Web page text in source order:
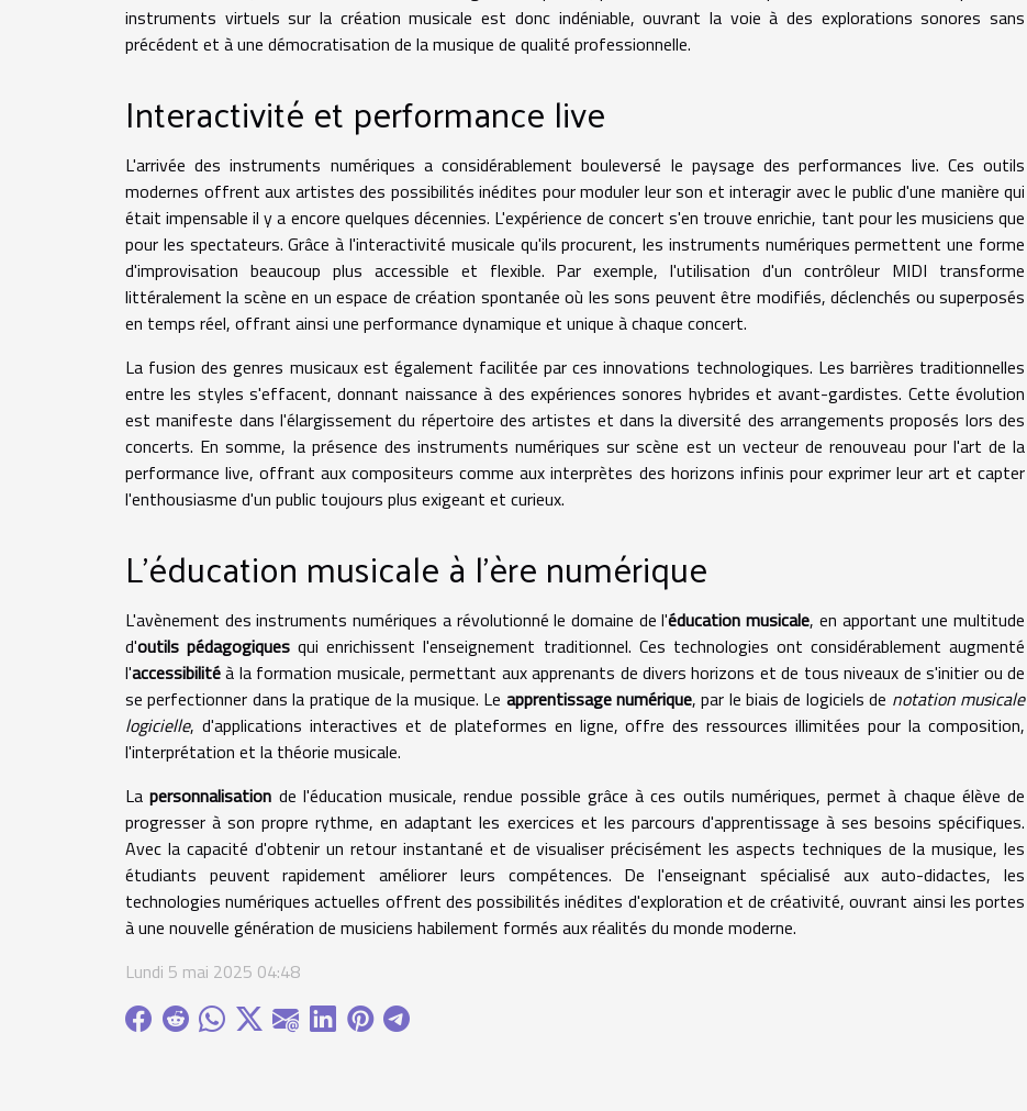
instruments virtuels sur la création musicale est donc indéniable, ouvrant la voie à des explorations sonores sans
précédent et à une démocratisation de la musique de qualité professionnelle.
Interactivité et performance live
L'arrivée des instruments numériques a considérablement bouleversé le paysage des performances live. Ces outils
modernes offrent aux artistes des possibilités inédites pour moduler leur son et interagir avec le public d'une manière qui
était impensable il y a encore quelques décennies. L'expérience de concert s'en trouve enrichie, tant pour les musiciens que
pour les spectateurs. Grâce à l'interactivité musicale qu'ils procurent, les instruments numériques permettent une forme
d'improvisation beaucoup plus accessible et flexible. Par exemple, l'utilisation d'un contrôleur MIDI transforme
littéralement la scène en un espace de création spontanée où les sons peuvent être modifiés, déclenchés ou superposés
en temps réel, offrant ainsi une performance dynamique et unique à chaque concert.
La fusion des genres musicaux est également facilitée par ces innovations technologiques. Les barrières traditionnelles
entre les styles s'effacent, donnant naissance à des expériences sonores hybrides et avant-gardistes. Cette évolution
est manifeste dans l'élargissement du répertoire des artistes et dans la diversité des arrangements proposés lors des
concerts. En somme, la présence des instruments numériques sur scène est un vecteur de renouveau pour l'art de la
performance live, offrant aux compositeurs comme aux interprètes des horizons infinis pour exprimer leur art et capter
l'enthousiasme d'un public toujours plus exigeant et curieux.
L'éducation musicale à l'ère numérique
L'avènement des instruments numériques a révolutionné le domaine de l'éducation musicale, en apportant une multitude
d'outils pédagogiques qui enrichissent l'enseignement traditionnel. Ces technologies ont considérablement augmenté
l'accessibilitéà la formation musicale, permettant aux apprenants de divers horizons et de tous niveaux de s'initier ou de
se perfectionner dans la pratique de la musique. Le apprentissage numérique, par le biais de logiciels de notation musicale
logicielle, d'applications interactives et de plateformes en ligne, offre des ressources illimitées pour la composition,
l'interprétation et la théorie musicale.
Lapersonnalisation de l'éducation musicale, rendue possible grâce à ces outils numériques, permet à chaque élève de
progresser à son propre rythme, en adaptant les exercices et les parcours d'apprentissage à ses besoins spécifiques.
Avec la capacité d'obtenir un retour instantané et de visualiser précisément les aspects techniques de la musique, les
étudiants peuvent rapidement améliorer leurs compétences. De l'enseignant spécialisé aux auto-didactes, les
technologies numériques actuelles offrent des possibilités inédites d'exploration et de créativité, ouvrant ainsi les portes
à une nouvelle génération de musiciens habilement formés aux réalités du monde moderne.
Lundi 5 mai 2025 04:48